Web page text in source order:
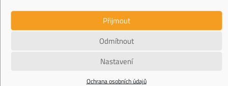
Přijmout
Odmítnout
Nastavení
Ochrana osobních údajů